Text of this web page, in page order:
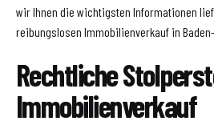
wir Ihnen die wichtigsten Informationen
reibungslosen Immobilienverkauf in
Rechtliche
Immobilienverkauf